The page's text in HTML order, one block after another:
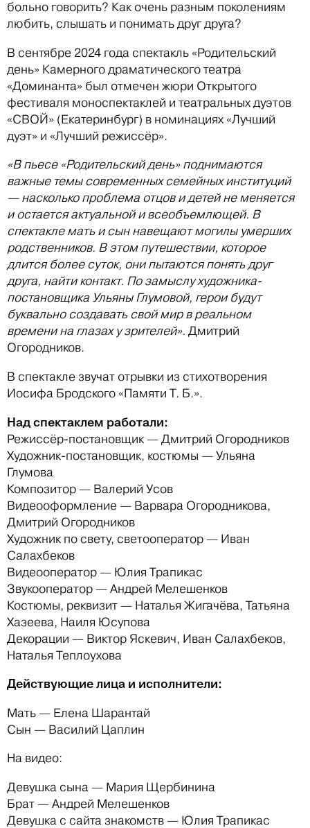
больно говорить? Как очень разным поколениям
любить, слышать и понимать друг друга?
В сентябре 2024 года спектакль «Родительский
день» Камерного драматического театра
«Доминанта» был отмечен жюри Открытого
фестиваля моноспектаклей и театральных дуэтов
«СВОЙ» (Екатеринбург) в номинациях «Лучший
дуэт» и «Лучший режиссёр».
«В пьесе «Родительский день» поднимаются
важные темы современных семейных институций
— насколько проблема отцов и детей не меняется
и остается актуальной и всеобъемлющей. В
спектакле мать и сын навещают могилы умерших
родственников. В этом путешествии, которое
длится более суток, они пытаются понять друг
друга, найти контакт. По замыслу художника-
постановщика Ульяны Глумовой, герои будут
буквально создавать свой мир в реальном
времени на глазах у зрителей». Дмитрий
Огородников.
В спектакле звучат отрывки из стихотворения
Иосифа Бродского «Памяти Т. Б.».
Над спектаклем работали:
Режиссёр-постановщик — Дмитрий Огородников
Художник-постановщик, костюмы — Ульяна
Глумова
Композитор — Валерий Усов
Видеооформление — Варвара Огородникова,
Дмитрий Огородников
Художник по свету, светооператор — Иван
Салахбеков
Видеооператор — Юлия Трапикас
Звукооператор — Андрей Мелешенков
Костюмы, реквизит — Наталья Жигачёва, Татьяна
Хазеева, Наиля Юсупова
Декорации — Виктор Яскевич, Иван Салахбеков,
Наталья Теплоухова
Действующие лица и исполнители:
Мать — Елена Шарантай
Сын — Василий Цаплин
На видео:
Девушка сына — Мария Щербинина
Брат — Андрей Мелешенков
Девушка с сайта знакомств — Юлия Трапикас